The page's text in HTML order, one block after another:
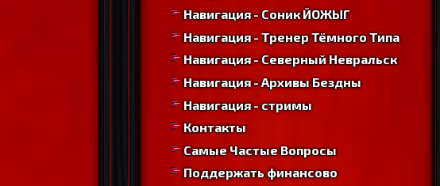
Навигация - Соник ЙОЖЫГ
Навигация - Тренер Тёмного Типа
Навигация - Северный Невральск
Навигация - Архивы Бездны
Навигация - стримы
Контакты
Самые Частые Вопросы
Поддержать финансово